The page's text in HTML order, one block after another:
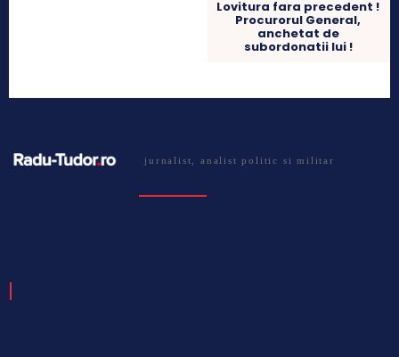
Lovitura fara precedent !
Procurorul General,
anchetat de
subordonatii lui !
jurnalist, analist politic si militar